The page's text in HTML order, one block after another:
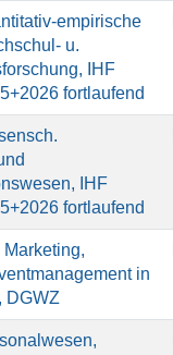
empirische
u.
IHF
fortlaufend
IHF
fortlaufend
in
DGWZ